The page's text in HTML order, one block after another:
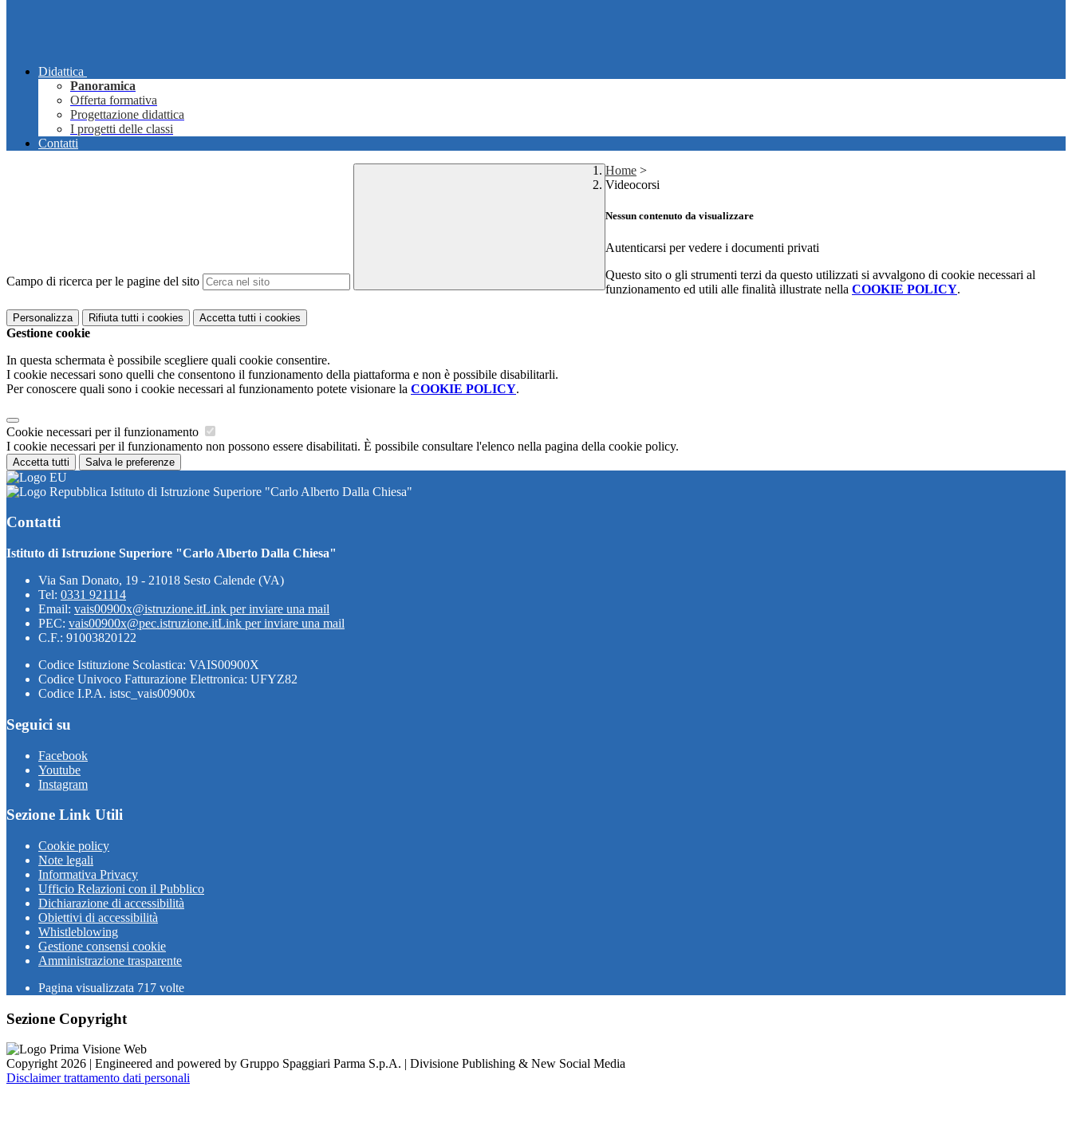
Didattica
Panoramica
Offerta formativa
Progettazione didattica
I progetti delle classi
Contatti
Campo di ricerca per le pagine del sito
Home >
Videocorsi
Nessun contenuto da visualizzare
Autenticarsi per vedere i documenti privati
Questo sito o gli strumenti terzi da questo utilizzati si avvalgono di cookie necessari al
funzionamento ed utili alle finalità illustrate nella COOKIE POLICY.
Personalizza Rifiuta tutti i cookies Accetta tutti i cookies
Gestione cookie
In questa schermata è possibile scegliere quali cookie consentire.
I cookie necessari sono quelli che consentono il funzionamento della piattaforma e non è possibile disabilitarli.
Per conoscere quali sono i cookie necessari al funzionamento potete visionare la COOKIE POLICY.
Cookie necessari per il funzionamento
I cookie necessari per il funzionamento non possono essere disabilitati. È possibile consultare l'elenco nella pagina della cookie policy.
Accetta tutti Salva le preferenze
Istituto di Istruzione Superiore "Carlo Alberto Dalla Chiesa"
Contatti
Istituto di Istruzione Superiore "Carlo Alberto Dalla Chiesa"
Via San Donato, 19 - 21018 Sesto Calende (VA)
Tel: 0331 921114
Email: vais00900x@istruzione.itLink per inviare una mail
PEC: vais00900x@pec.istruzione.itLink per inviare una mail
C.F.: 91003820122
Codice Istituzione Scolastica: VAIS00900X
Codice Univoco Fatturazione Elettronica: UFYZ82
Codice I.P.A. istsc_vais00900x
Seguici su
Facebook
Youtube
Instagram
Sezione Link Utili
Cookie policy
Note legali
Informativa Privacy
Ufficio Relazioni con il Pubblico
Dichiarazione di accessibilità
Obiettivi di accessibilità
Whistleblowing
Gestione consensi cookie
Amministrazione trasparente
Pagina visualizzata 717 volte
Sezione Copyright
Copyright 2026 | Engineered and powered by Gruppo Spaggiari Parma S.p.A. | Divisione Publishing & New Social Media
Disclaimer trattamento dati personali